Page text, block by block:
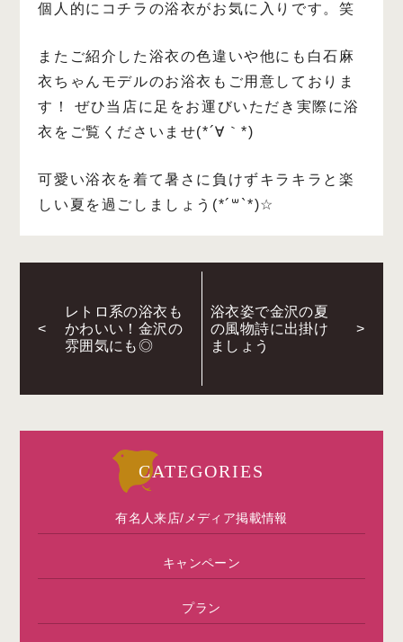
個人的にコチラの浴衣がお気に入りです。笑
またご紹介した浴衣の色違いや他にも白石麻
衣ちゃんモデルのお浴衣もご用意しておりま
す！
ぜひ当店に足をお運びいただき実際に浴
衣をご覧くださいませ(*´∀｀*)
可愛い浴衣を着て暑さに負けずキラキラと楽
しい夏を過ごしましょう(*´꒳`*)☆
<
レトロ系の浴衣も
かわいい！金沢の
雰囲気にも◎
浴衣姿で金沢の夏
の風物詩に出掛け
ましょう
>
CATEGORIES
有名人来店/メディア掲載情報
キャンペーン
プラン